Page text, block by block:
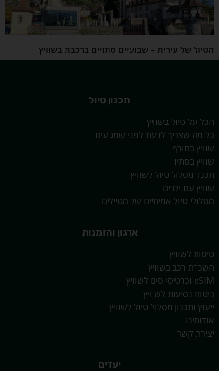
הטיול של עירית – שבועיים סתויים ברכבת בשוויץ
תכנון טיול
הכל על טיול בשוויץ
כל מה שצריך לדעת לפני שמגיעים
שוויץ בחורף
שוויץ בסתיו
תכנון מסלול טיול לשוויץ
שוויץ עם ילדים
מסלולי טיול אמיתיים של מטיילים
ארגון והזמנות
טיסות לשוויץ
השכרת רכב בשוויץ
eSIM וכרטיסי סים לשוויץ
ביטוח נסיעות לשוויץ
ייעוץ ותכנון מסלול טיול לשוויץ
אודותינו
יצירת קשר
יעדים